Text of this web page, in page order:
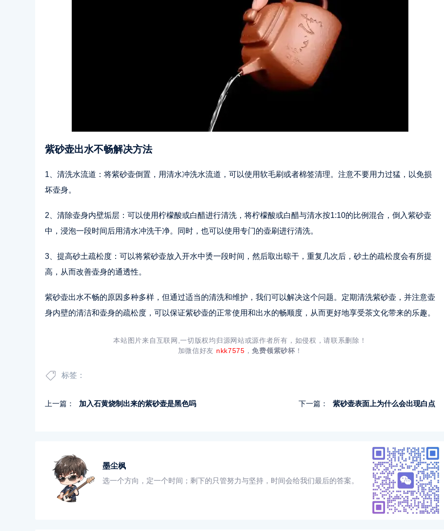
紫砂壶出水不畅解决方法
1、清洗水流道：将紫砂壶倒置，用清水冲洗水流道，可以使用软毛刷或者棉签清理。注意不要用力过猛，以免损
坏壶身。
2、清除壶身内壁垢层：可以使用柠檬酸或白醋进行清洗，将柠檬酸或白醋与清水按1:10的比例混合，倒入紫砂壶
中，浸泡一段时间后用清水冲洗干净。同时，也可以使用专门的壶刷进行清洗。
3、提高砂土疏松度：可以将紫砂壶放入开水中烫一段时间，然后取出晾干，重复几次后，砂土的疏松度会有所提
高，从而改善壶身的通透性。
紫砂壶出水不畅的原因多种多样，但通过适当的清洗和维护，我们可以解决这个问题。定期清洗紫砂壶，并注意壶
身内壁的清洁和壶身的疏松度，可以保证紫砂壶的正常使用和出水的畅顺度，从而更好地享受茶文化带来的乐趣。
本站图片来自互联网,一切版权均归源网站或源作者所有，如侵权，请联系删除！
加微信好友 nkk7575 ，免费领紫砂杯！
标签：
上一篇： 加入石黄烧制出来的紫砂壶是黑色吗 下一篇： 紫砂壶表面上为什么会出现白点
墨尘枫
选一个方向，定一个时间；剩下的只管努力与坚持，时间会给我们最后的答案。